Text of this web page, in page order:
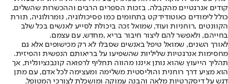
קודים אנרגטיים מהקבלה. בזכות הספרים הרבים וההכשרות שהשלים,
כולל לימודים כאוטודידקט בתחומים כמו פסיכולוגיה, נומרולוגיה, תורת
הקוונטים ,רוחניות ועוד, שמואל זכה ביכולת לסייע לאנשים בכל שלב
בחייהם, ולאפשר להם ליצור חיבור בריא ,מחדש, עם עצמם.
לאורך השנים, שמואל טיפל באנשים שסבלו לא רק מכישופים אלא גם
מחסימות אנרגטיות שליליות שהשפיעו על בריאותם הנפשית והפיזית.
תהליך הייעוץ שהוא נותן איננו מהווה תחליף לרפואה קונבנציונלית, אך
הוא מציע דרך רוחנית והוליסטית משלימה ומעצימה לכל אדם, עם מתן
דגש על דיסקרטיות מלאה והבנה עמוקה ומושכלת לצורכי המטופל.